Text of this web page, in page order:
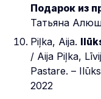
Подарок из
Татьяна
Piļka, Aija.
/ Aija Piļka,
Pastare. –
2022